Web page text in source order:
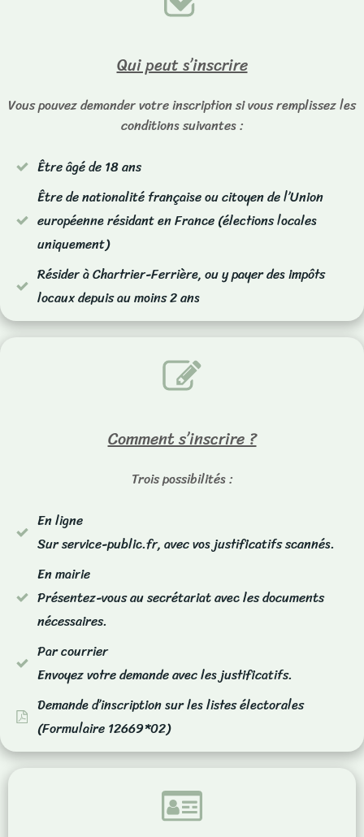
Qui peut s’inscrire
Vous pouvez demander votre inscription si vous remplissez les
conditions suivantes :
Être âgé de 18 ans
Être de nationalité française ou citoyen de l’Union
européenne résidant en France (élections locales
uniquement)
Résider à Chartrier-Ferrière, ou y payer des impôts
locaux depuis au moins 2 ans
Comment s’inscrire ?
Trois possibilités :
En ligne
Sur service-public.fr, avec vos justificatifs scannés.
En mairie
Présentez-vous au secrétariat avec les documents
nécessaires.
Par courrier
Envoyez votre demande avec les justificatifs.
Demande d’inscription sur les listes électorales
(Formulaire 12669*02)